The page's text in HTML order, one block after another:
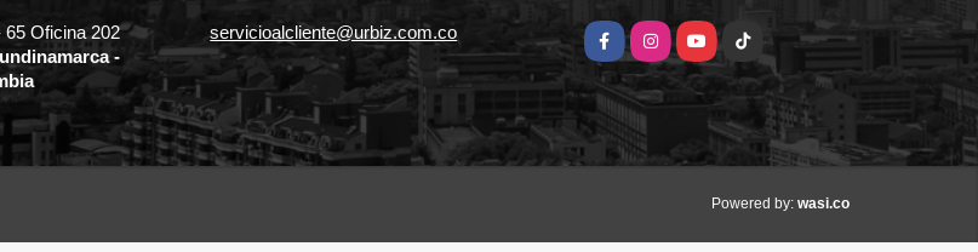
65 Oficina 202
-
servicioalcliente@urbiz.com.co FacebookInstagramYouTubeTikTok
Powered by: wasi.co